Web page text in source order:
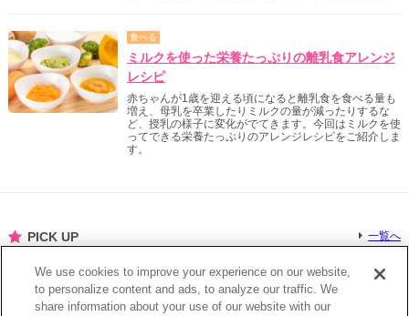
食べる
ミルクを使った栄養たっぷりの離乳食アレンジ
レシピ
赤ちゃんが1歳を迎える頃になると離乳食を食べる量も
増え、母乳を卒業したりミルクの量が減ったりするな
ど、授乳の様子に変化がでてきます。今回はミルクを使
ってできる栄養たっぷりのアレンジレシピをご紹介しま
す。
PICK UP 一覧へ
得する
らくらくショッピング
We use cookies to improve your experience on our website,
to personalize content and ads, to analyze our traffic. We
share information about your use of our website with our